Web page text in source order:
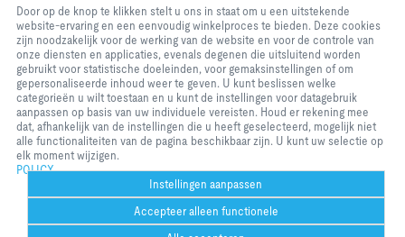
Telefoon: +31 (0)183 767 300
Contact
TROX op sociale media
Home Contacten
Leverings- en betalingsvoorwaarden
Privacy
Disclaimer
bieden. Deze cookies zijn
noodzakelijk voor de werking van
de website en voor de controle
van onze diensten en applicaties,
evenals degenen die uitsluitend
worden gebruikt voor statistische
doeleinden, voor
gemaksinstellingen of om
gepersonaliseerde inhoud weer te
geven. U kunt beslissen welke
kunt de instellingen voor
datagebruik aanpassen op basis
van uw individuele vereisten.
Houd er rekening mee dat,
afhankelijk van de instellingen die
Door op de knop te klikken stelt u ons in staat om u een uitstekende
website-ervaring en een eenvoudig winkelproces te bieden. Deze cookies
zijn noodzakelijk voor de werking van de website en voor de controle van
onze diensten en applicaties, evenals degenen die uitsluitend worden
gebruikt voor statistische doeleinden, voor gemaksinstellingen of om
gepersonaliseerde inhoud weer te geven. U kunt beslissen welke
categorieën u wilt toestaan en u kunt de instellingen voor datagebruik
aanpassen op basis van uw individuele vereisten. Houd er rekening mee
dat, afhankelijk van de instellingen die u heeft geselecteerd, mogelijk niet
alle functionaliteiten van de pagina beschikbaar zijn. U kunt uw selectie op
elk moment wijzigen.
POLICY
Instellingen aanpassen
Accepteer alleen functionele